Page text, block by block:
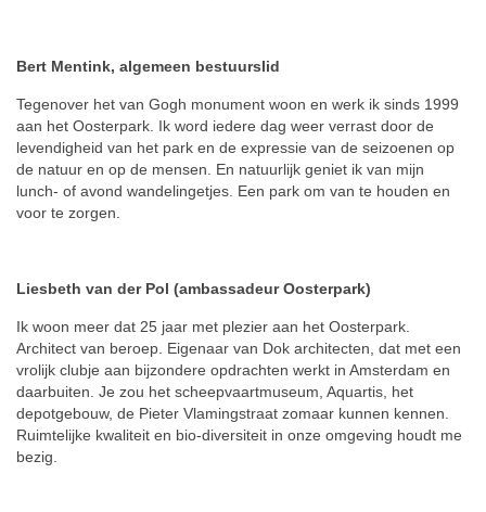
Bert Mentink, algemeen bestuurslid
Tegenover het van Gogh monument woon en werk ik sinds 1999
aan het Oosterpark. Ik word iedere dag weer verrast door de
levendigheid van het park en de expressie van de seizoenen op
de natuur en op de mensen. En natuurlijk geniet ik van mijn
lunch- of avond wandelingetjes. Een park om van te houden en
voor te zorgen.
Liesbeth van der Pol (ambassadeur Oosterpark)
Ik woon meer dat 25 jaar met plezier aan het Oosterpark.
Architect van beroep. Eigenaar van Dok architecten, dat met een
vrolijk clubje aan bijzondere opdrachten werkt in Amsterdam en
daarbuiten. Je zou het scheepvaartmuseum, Aquartis, het
depotgebouw, de Pieter Vlamingstraat zomaar kunnen kennen.
Ruimtelijke kwaliteit en bio-diversiteit in onze omgeving houdt me
bezig.